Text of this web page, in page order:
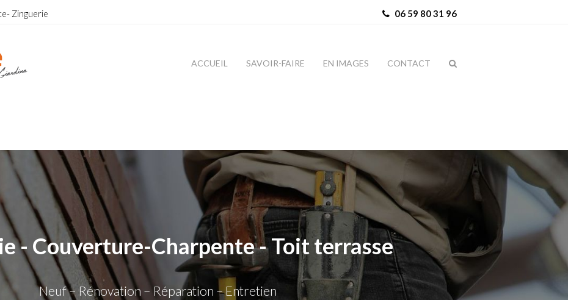
Zinguerie 06 59 80 31 96
ACCUEIL SAVOIR-FAIRE EN IMAGES CONTACT
- Couverture-Charpente - Toit terrasse
Neuf – Rénovation – Réparation – Entretien